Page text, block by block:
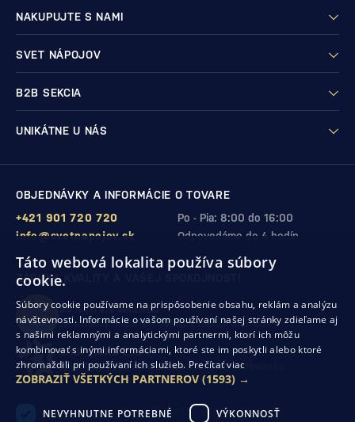
NAKUPUJTE S NAMI
SVET NÁPOJOV
B2B SEKCIA
UNIKÁTNE U NÁS
OBJEDNÁVKY A INFORMÁCIE O TOVARE
Po - Pia: 8:00 do 16:00
+421 901 720 720
Odpovedáme do 4 hodín
info@svetnapojov.sk
ZÁRUKA KVALITY A VAŠEJ SPOKOJNOSTI
99%(11 978 RECENZIÍ)
zákazníkov odporúča nákup v našom obchode
SHOP ROKU 2024
10. rok po sebesme získali ocenenie od Heureka
Ochrana osobných údajovObchodné podmienky
Táto webová lokalita používa súbory
cookie.
Súbory cookie používame na prispôsobenie obsahu, reklám a analýzu
návštevnosti. Informácie o vašom používaní našej stránky zdieľame aj
s našimi reklamnými a analytickými partnermi, ktorí ich môžu
kombinovať s inými informáciami, ktoré ste im poskytli alebo ktoré
zhromaždili pri používaní ich služieb. Prečítať viac
ZOBRAZIŤ VŠETKÝCH PARTNEROV (1593) →
NEVYHNUTNE POTREBNÉ VÝKONNOSŤ